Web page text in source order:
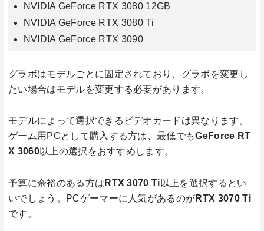
NVIDIA GeForce RTX 3080 12GB
NVIDIA GeForce RTX 3080 Ti
NVIDIA GeForce RTX 3090
グラボはモデルごとに固定されており、グラボを変更し
たい場合はモデルを変更する必要があります。
モデルによって選択できるビデオカードは異なります。
ゲーム用PCとして購入する方は、最低でもGeForce RT
X 3060以上の選択をおすすめします。
予算に余裕のある方は RTX 3070 Ti 以上を選択するとい
いでしょう。PCゲーマーに人気があるのがRTX 3070 Ti
です。